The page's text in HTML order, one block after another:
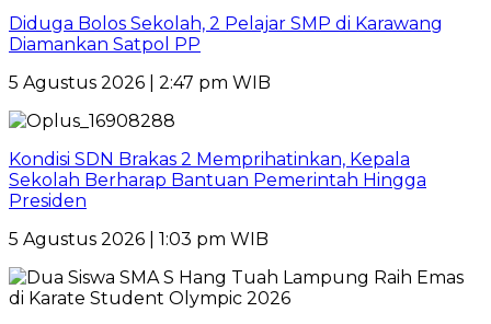
Diduga Bolos Sekolah, 2 Pelajar SMP di Karawang
Diamankan Satpol PP
5 Agustus 2026 | 2:47 pm WIB
Kondisi SDN Brakas 2 Memprihatinkan, Kepala
Sekolah Berharap Bantuan Pemerintah Hingga
Presiden
5 Agustus 2026 | 1:03 pm WIB